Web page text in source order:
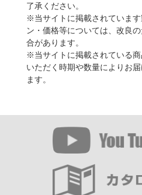
了承ください。
※当サイトに掲載されていま
ン・価格等については、改良
合があります。
※当サイトに掲載されている
いただく時期や数量によりお
ます。